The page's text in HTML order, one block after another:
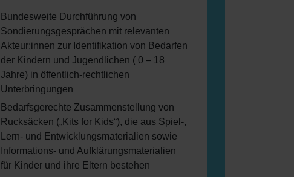
Bundesweite Durchführung von
Sondierungsgesprächen mit relevanten
Akteur:innen zur Identifikation von Bedarfen
der Kindern und Jugendlichen ( 0 – 18
Jahre) in öffentlich-rechtlichen
Unterbringungen
Bedarfsgerechte Zusammenstellung von
Rucksäcken („Kits for Kids“), die aus Spiel-,
Lern- und Entwicklungsmaterialien sowie
Informations- und Aufklärungsmaterialien
für Kinder und ihre Eltern bestehen